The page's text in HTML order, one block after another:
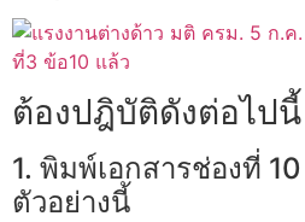
ต้องปฎิบัติดังต่อไปนี้
1. พิมพ์เอกสารช่องที่
ตัวอย่างนี้